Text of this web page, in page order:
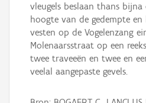
vleugels beslaan thans
hoogte van de gedempte
vesten op de Vogelenzang
Molenaarsstraat op een
twee traveeën en twee en
veelal aangepaste gevels.